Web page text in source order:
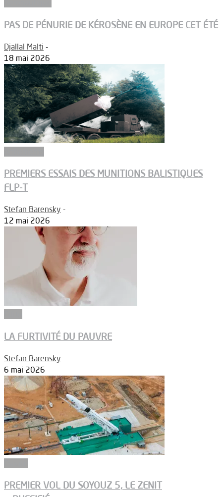
PAS DE PÉNURIE DE KÉROSÈNE EN EUROPE CET ÉTÉ
Djallal Malti -
18 mai 2026
PREMIERS ESSAIS DES MUNITIONS BALISTIQUES
FLP-T
Stefan Barensky -
12 mai 2026
LA FURTIVITÉ DU PAUVRE
Stefan Barensky -
6 mai 2026
PREMIER VOL DU SOYOUZ 5, LE ZENIT